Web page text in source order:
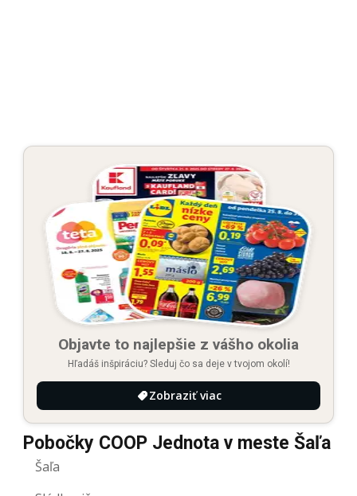
Objavte to najlepšie z vášho okolia
Hľadáš inšpiráciu? Sleduj čo sa deje v tvojom okolí!
Zobraziť viac
Pobočky COOP Jednota v meste Šaľa
Šaľa